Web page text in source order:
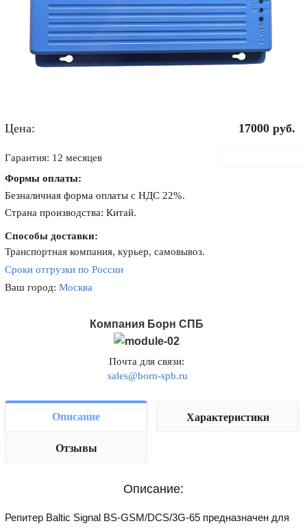
Цена: 17000 руб.
Гарантия: 12 месяцев
Формы оплаты:
Безналичная форма оплаты с НДС 22%.
Страна производства: Китай.
Способы доставки:
Транспортная компания, курьер, самовывоз.
Сроки отгрузки по России
Ваш город:Москва
Компания Борн СПБ
Почта для связи:
sales@born-spb.ru
Описание Характеристики
Отзывы
Описание:
Репитер Baltic Signal BS-GSM/DCS/3G-65 предназначен для